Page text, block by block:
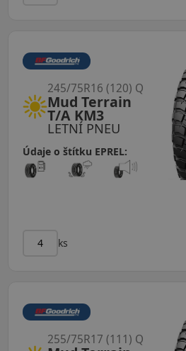
LETNÍ PNEU
Mud Terrain
T/A KM3
245/75R16 (120) Q
Údaje o štítku EPREL:
ks
255/75R17 (111) Q